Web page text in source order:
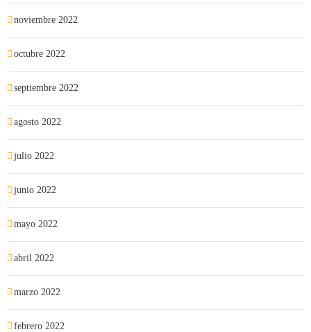
noviembre 2022
octubre 2022
septiembre 2022
agosto 2022
julio 2022
junio 2022
mayo 2022
abril 2022
marzo 2022
febrero 2022